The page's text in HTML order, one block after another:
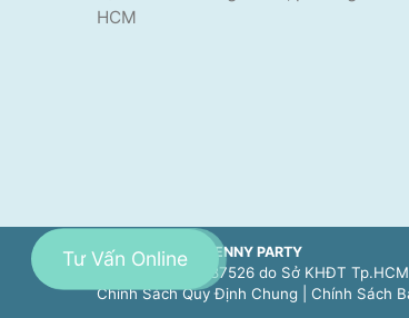
Tư Vấn Online
HCM
CÔNG TY TNHH JENNY PARTY
Số ĐKKD 0314587526 do Sở KHĐT
Chính Sách Quy Định Chung
Chính Sách